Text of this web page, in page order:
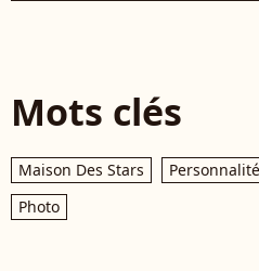
Mots clés
Maison Des Stars
Photo